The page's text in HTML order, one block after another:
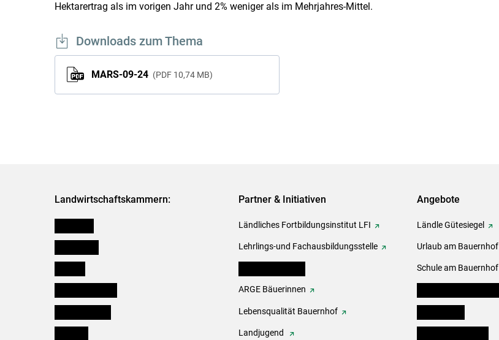
Hektarertrag als im vorigen Jahr und 2% weniger als im Mehrjahres-Mittel.
Downloads zum Thema
MARS-09-24 PDF 10,74 MB
Landwirtschaftskammern: Partner & Initiativen
Ländliches Fortbildungsinstitut LFI
Lehrlings-und Fachausbildungsstelle
ARGE Bäuerinnen
Lebensqualität Bauernhof
Landjugend
Angebote
Ländle Gütesiegel
Urlaub am Bauernhof
Schule am Bauernhof